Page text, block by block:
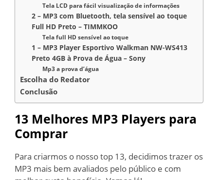
Tela LCD para fácil visualização de informações
2 – MP3 com Bluetooth, tela sensível ao toque
Full HD Preto – TIMMKOO
Tela full HD sensível ao toque
1 – MP3 Player Esportivo Walkman NW-WS413
Preto 4GB à Prova de Água – Sony
Mp3 a prova d’água
Escolha do Redator
Conclusão
13 Melhores MP3 Players para
Comprar
Para criarmos o nosso top 13, decidimos trazer os
MP3 mais bem avaliados pelo público e com